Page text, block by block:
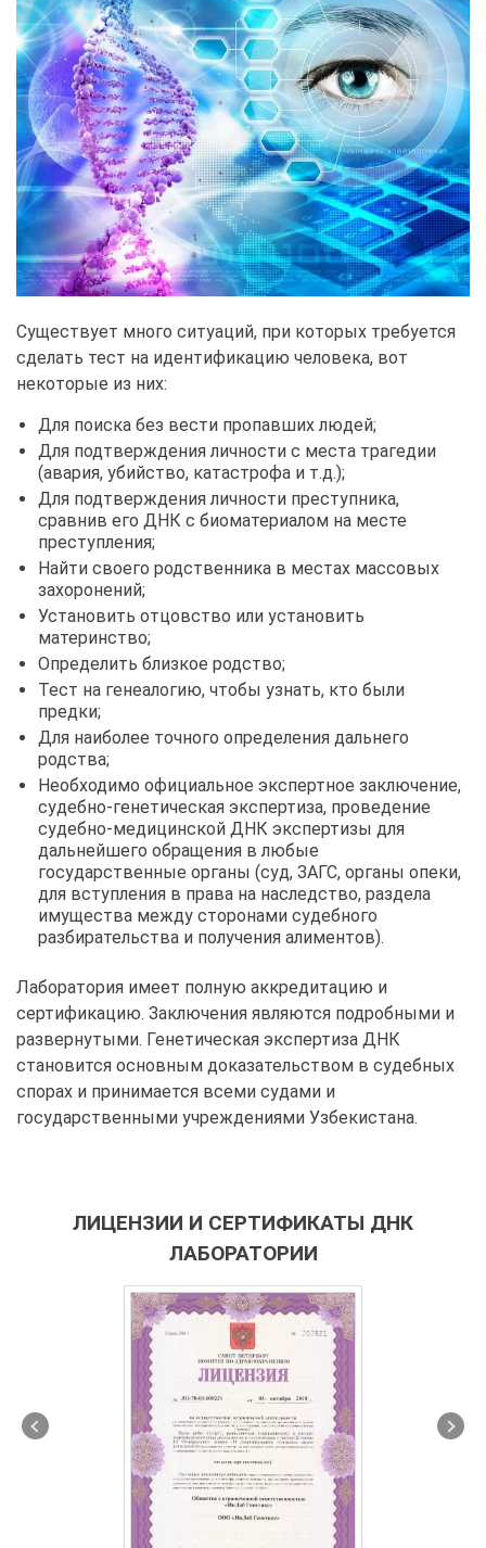
Существует много ситуаций, при которых требуется
сделать тест на идентификацию человека, вот
некоторые из них:
Для поиска без вести пропавших людей;
Для подтверждения личности с места трагедии
(авария, убийство, катастрофа и т.д.);
Для подтверждения личности преступника,
сравнив его ДНК с биоматериалом на месте
преступления;
Найти своего родственника в местах массовых
захоронений;
Установить отцовство или установить
материнство;
Определить близкое родство;
Тест на генеалогию, чтобы узнать, кто были
предки;
Для наиболее точного определения дальнего
родства;
Необходимо официальное экспертное заключение,
судебно-генетическая экспертиза, проведение
судебно-медицинской ДНК экспертизы для
дальнейшего обращения в любые
государственные органы (суд, ЗАГС, органы опеки,
для вступления в права на наследство, раздела
имущества между сторонами судебного
разбирательства и получения алиментов).
Лаборатория имеет полную аккредитацию и
сертификацию. Заключения являются подробными и
развернутыми. Генетическая экспертиза ДНК
становится основным доказательством в судебных
спорах и принимается всеми судами и
государственными учреждениями Узбекистана.
ЛИЦЕНЗИИ И СЕРТИФИКАТЫ ДНК
ЛАБОРАТОРИИ